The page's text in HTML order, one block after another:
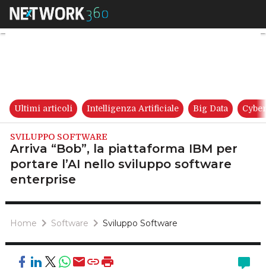
Arriva “Bob”, la piattaforma
Ultimi articoli Intelligenza Artificiale Big Data
SVILUPPO SOFTWARE
Arriva “Bob”, la piattaforma IBM per
portare l’AI nello sviluppo software
enterprise
Home Software Sviluppo Software